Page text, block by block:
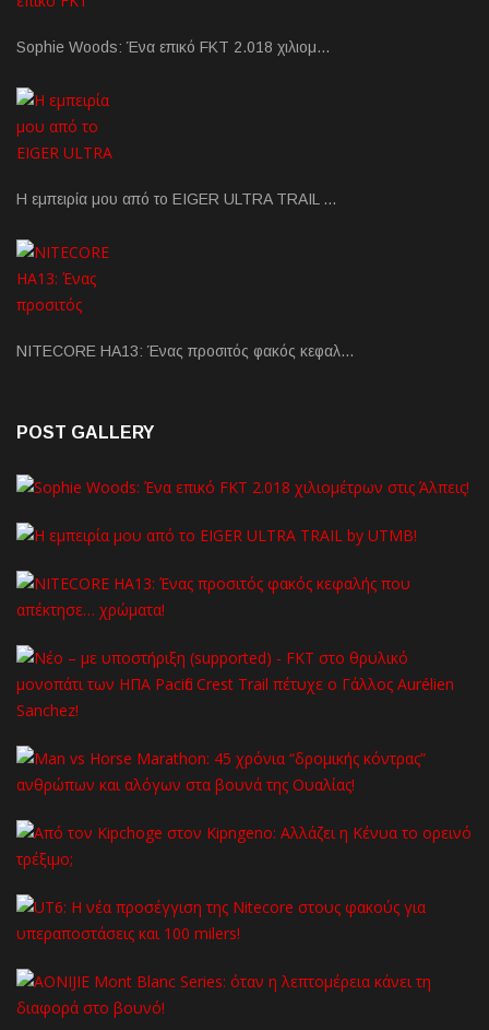
Sophie Woods: Ένα επικό FKT 2.018 χιλιομ…
Η εμπειρία μου από το EIGER ULTRA TRAIL …
NITECORE HA13: Ένας προσιτός φακός κεφαλ…
POST GALLERY